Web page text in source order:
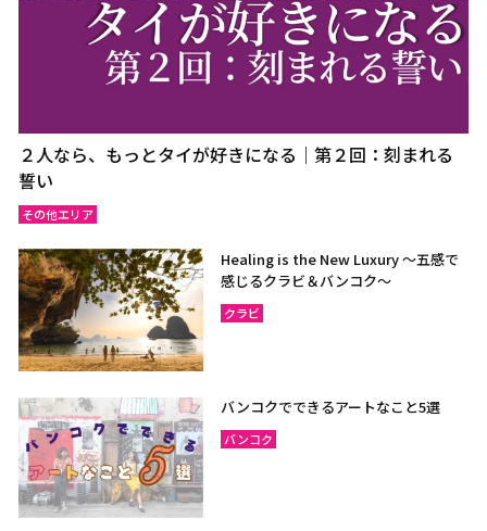
２人なら、もっとタイが好きになる｜第２回：刻まれる
誓い
その他エリア
Healing is the New Luxury ～五感で
感じるクラビ＆バンコク～
クラビ
バンコクでできるアートなこと5選
バンコク